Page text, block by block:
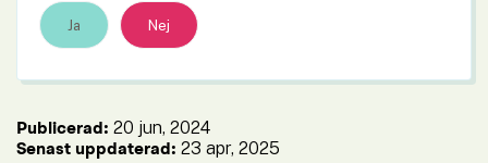
Ja Nej
Publicerad: 20 jun, 2024
Senast uppdaterad: 23 apr, 2025